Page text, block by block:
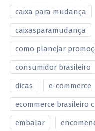
caixa para mudança
caixasparamudança
como planejar
consumidor brasileiro
dicas e-commerce
ecommerce brasileiro
embalar